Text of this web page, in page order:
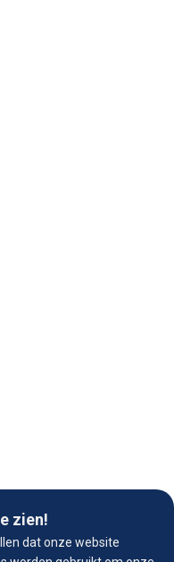
zien!
dat onze website